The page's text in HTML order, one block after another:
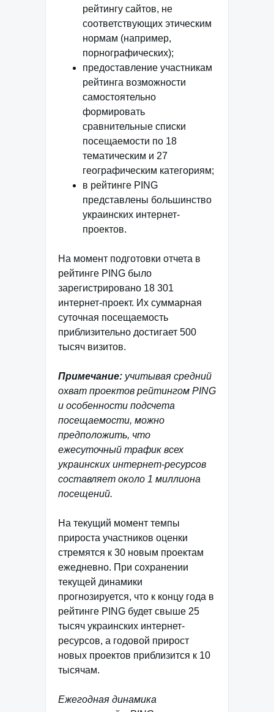
рейтингу сайтов, не
соответствующих этическим
нормам (например,
порнографических);
предоставление участникам
рейтинга возможности
самостоятельно
формировать
сравнительные списки
посещаемости по 18
тематическим и 27
географическим категориям;
в рейтинге PING
представлены большинство
украинских интернет-
проектов.
На момент подготовки отчета в
рейтинге PING было
зарегистрировано 18 301
интернет-проект. Их суммарная
суточная посещаемость
приблизительно достигает 500
тысяч визитов.
Примечание: учитывая средний
охват проектов рейтингом PING
и особенности подсчета
посещаемости, можно
предположить, что
ежесуточный трафик всех
украинских интернет-ресурсов
составляет около 1 миллиона
посещений.
На текущий момент темпы
прироста участников оценки
стремятся к 30 новым проектам
ежедневно. При сохранении
текущей динамики
прогнозируется, что к концу года в
рейтинге PING будет свыше 25
тысяч украинских интернет-
ресурсов, а годовой прирост
новых проектов приблизится к 10
тысячам.
Ежегодная динамика